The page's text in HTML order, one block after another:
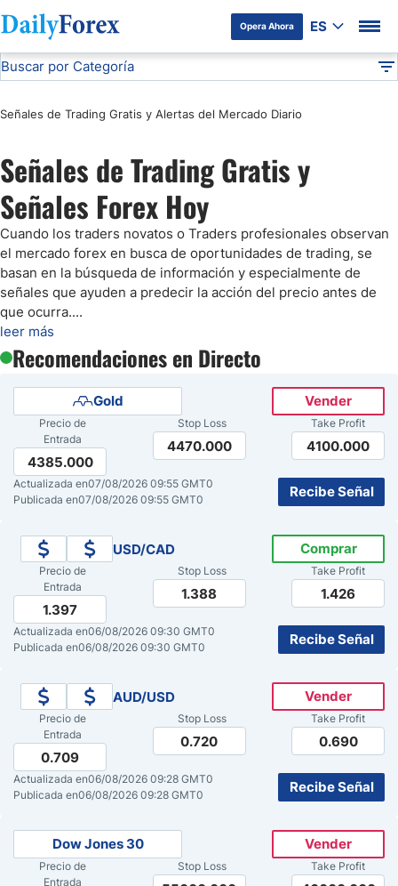
Opera Ahora ES
Señales de Trading Gratis y Alertas del Mercado Diario
Divulgación del Anunciante
Buscar por Categoría
Pronóstico del Oro Hoy
Análisis de Mercados Bursátiles
Análisis y Pronóstico del Café Hoy
Pronóstico del S&P 500 Hoy
Pronóstico del EUR/USD
Pronóstico Peso Mexicano
Pronóstico del Nasdaq 100 Hoy
Precio del Petróleo
Señales de Trading Gratis y Alertas del Mercado Diario
Señales de Trading Gratis y
Señales Forex Hoy
Cuando los traders novatos o Traders profesionales observan
el mercado forex en busca de oportunidades de trading, se
basan en la búsqueda de información y especialmente de
señales que ayuden a predecir la acción del precio antes de
que ocurra....
leer más
Recomendaciones en Directo
Gold Vender
Precio de
Entrada
4385.000
Stop Loss
4470.000
Take Profit
4100.000
Actualizada en07/08/2026 09:55 GMT0
Publicada en07/08/2026 09:55 GMT0 Recibe Señal
USD/CAD Comprar
Precio de
Entrada
1.397
Stop Loss
1.388
Take Profit
1.426
Actualizada en06/08/2026 09:30 GMT0
Publicada en06/08/2026 09:30 GMT0 Recibe Señal
AUD/USD Vender
Precio de
Entrada
0.709
Stop Loss
0.720
Take Profit
0.690
Actualizada en06/08/2026 09:28 GMT0
Publicada en06/08/2026 09:28 GMT0 Recibe Señal
Dow Jones 30 Vender
Precio de
Entrada
Stop Loss Take Profit